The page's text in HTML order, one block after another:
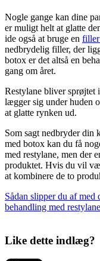
Nogle gange kan dine
er muligt helt at glatte
ide også at bruge en filler
nedbrydelig filler, der
botox er det altså en
gang om året.
Restylane bliver sprøjtet
lægger sig under huden
at glatte rynken ud.
Som sagt nedbryder din
med botox kan du få
med restylane, men der
produktet. Hvis du vil
at kombinere de to
Sådan slipper du af med
behandling med restylane
Like dette indlæg?